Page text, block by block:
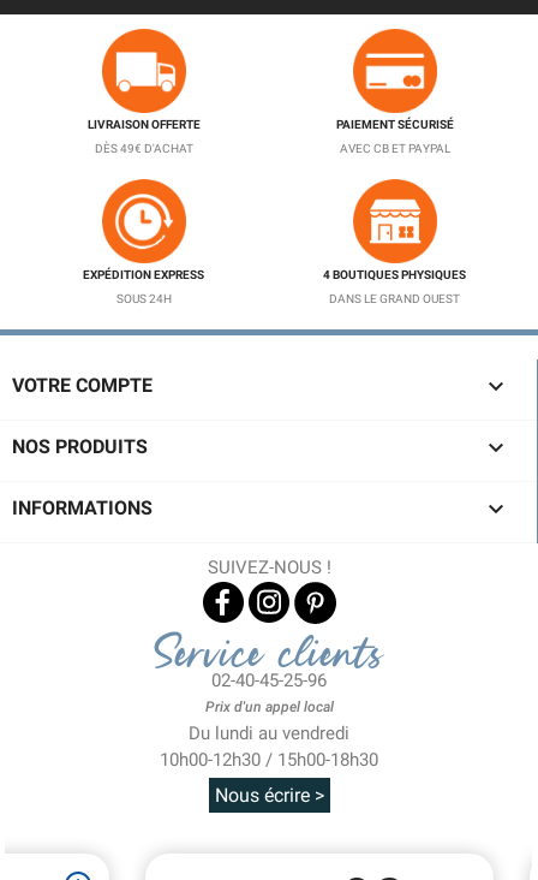
LIVRAISON OFFERTE
DÈS 49€ D'ACHAT
PAIEMENT SÉCURISÉ
AVEC CB ET PAYPAL
EXPÉDITION EXPRESS
SOUS 24H
4 BOUTIQUES PHYSIQUES
DANS LE GRAND OUEST
VOTRE COMPTE 
NOS PRODUITS 
INFORMATIONS 
SUIVEZ-NOUS !
Service clients
02-40-45-25-96
Prix d'un appel local
Du lundi au vendredi
10h00-12h30 / 15h00-18h30
Nous écrire >